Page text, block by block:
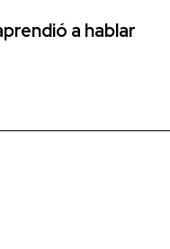
a hablar